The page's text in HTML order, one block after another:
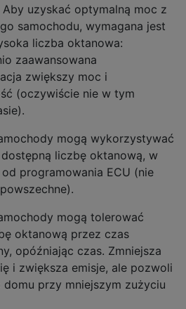
Aby uzyskać optymalną moc z
samochodu, wymagana jest
liczba oktanowa:
zaawansowana
zwiększy moc i
(oczywiście nie w tym
mogą wykorzystywać
liczbę oktanową, w
programowania ECU (nie
mogą tolerować
oktanową przez czas
opóźniając czas. Zmniejsza
i zwiększa emisje, ale pozwoli
domu przy mniejszym zużyciu